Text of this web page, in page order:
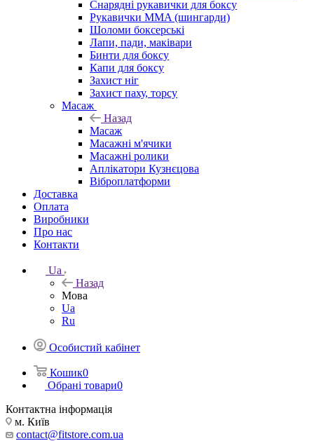
Снарядні рукавички для боксу
Рукавички MMA (шингарди)
Шоломи боксерські
Лапи, пади, маківари
Бинти для боксу
Капи для боксу
Захист ніг
Захист паху, торсу
Масаж
Назад
Масаж
Масажні м'ячики
Масажні ролики
Аплікатори Кузнєцова
Віброплатформи
Доставка
Оплата
Виробники
Про нас
Контакти
Ua
Назад
Мова
Ua
Ru
Особистий кабінет
Кошик0
Обрані товари0
Контактна інформація
м. Київ
contact@fitstore.com.ua